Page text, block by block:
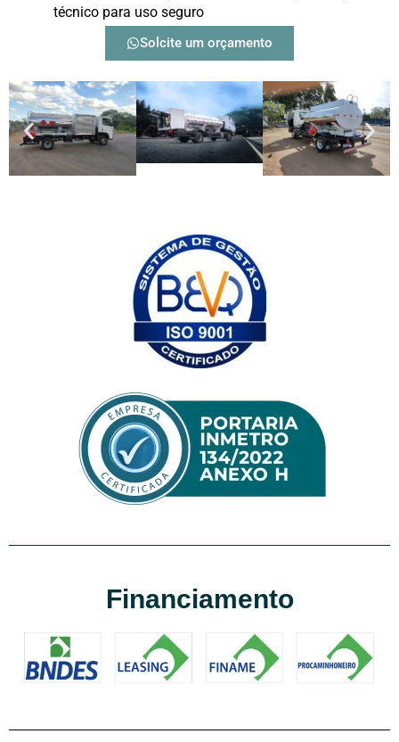
técnico para uso seguro
Solcite um orçamento
Financiamento